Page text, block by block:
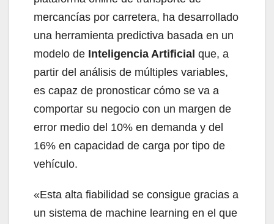
mercancías por carretera, ha desarrollado
una herramienta predictiva basada en un
modelo de Inteligencia Artificial que, a
partir del análisis de múltiples variables,
es capaz de pronosticar cómo se va a
comportar su negocio con un margen de
error medio del 10% en demanda y del
16% en capacidad de carga por tipo de
vehículo.
«Esta alta fiabilidad se consigue gracias a
un sistema de machine learning en el que